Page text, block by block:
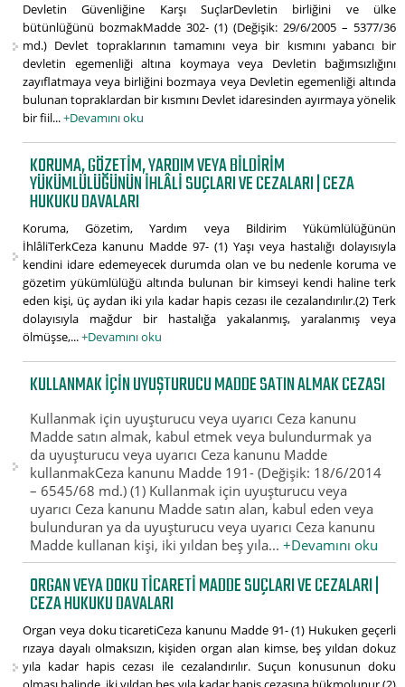
Devletin Güvenliğine Karşı SuçlarDevletin birliğini ve ülke
bütünlüğünü bozmakMadde 302- (1) (Değişik: 29/6/2005 – 5377/36
md.) Devlet topraklarının tamamını veya bir kısmını yabancı bir
devletin egemenliği altına koymaya veya Devletin bağımsızlığını
zayıflatmaya veya birliğini bozmaya veya Devletin egemenliği altında
bulunan topraklardan bir kısmını Devlet idaresinden ayırmaya yönelik
bir fiil...+Devamını oku
KORUMA, GÖZETIM, YARDIM VEYA BILDIRIM
YÜKÜMLÜLÜĞÜNÜN İHLÂLI SUÇLARI VE CEZALARI | CEZA
HUKUKU DAVALARI
Koruma, Gözetim, Yardım veya Bildirim Yükümlülüğünün
İhlâliTerkCeza kanunu Madde 97- (1) Yaşı veya hastalığı dolayısıyla
kendini idare edemeyecek durumda olan ve bu nedenle koruma ve
gözetim yükümlülüğü altında bulunan bir kimseyi kendi haline terk
eden kişi, üç aydan iki yıla kadar hapis cezası ile cezalandırılır.(2) Terk
dolayısıyla mağdur bir hastalığa yakalanmış, yaralanmış veya
ölmüşse,...+Devamını oku
KULLANMAK IÇIN UYUŞTURUCU MADDE SATIN ALMAK CEZASI
Kullanmak için uyuşturucu veya uyarıcı Ceza kanunu
Madde satın almak, kabul etmek veya bulundurmak ya
da uyuşturucu veya uyarıcı Ceza kanunu Madde
kullanmakCeza kanunu Madde 191- (Değişik: 18/6/2014
– 6545/68 md.) (1) Kullanmak için uyuşturucu veya
uyarıcı Ceza kanunu Madde satın alan, kabul eden veya
bulunduran ya da uyuşturucu veya uyarıcı Ceza kanunu
Madde kullanan kişi, iki yıldan beş yıla...+Devamını oku
ORGAN VEYA DOKU TICARETI MADDE SUÇLARI VE CEZALARI |
CEZA HUKUKU DAVALARI
Organ veya doku ticaretiCeza kanunu Madde 91- (1) Hukuken geçerli
rızaya dayalı olmaksızın, kişiden organ alan kimse, beş yıldan dokuz
yıla kadar hapis cezası ile cezalandırılır. Suçun konusunun doku